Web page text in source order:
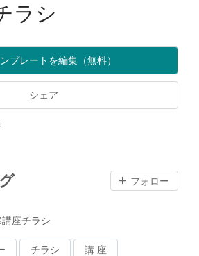
ラシ
プレートを編集（無料）
シェア
フォロー
講座チラシ
チラシ 講 座